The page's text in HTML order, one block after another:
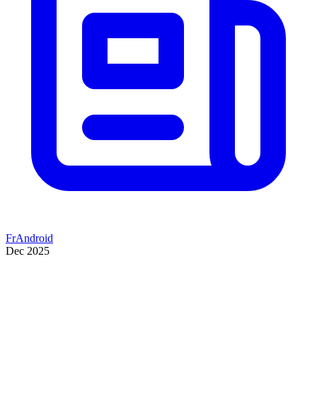
FrAndroid
Dec 2025